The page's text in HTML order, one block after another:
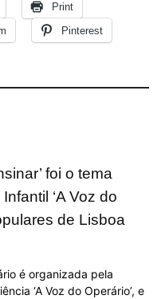
Print
Pinterest
foi o tema
‘A Voz do
de Lisboa
é organizada pela
‘A Voz do Operário’, e